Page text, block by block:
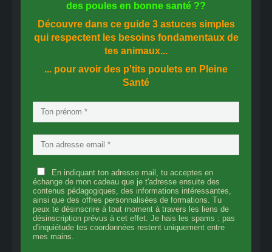
des poules en bonne santé ??
Découvre dans ce guide 3 astuces simples
qui respectent les besoins fondamentaux de
tes animaux...
... pour avoir des p'tits poulets en Pleine
Santé
En indiquant ton adresse mail, tu acceptes en
échange de mon cadeau que je t'adresse ensuite des
contenus pédagogiques, des informations intéressantes,
ainsi que des offres personnalisées de formations. Tu
peux te désinscrire à tout moment à travers les liens de
désinscription prévus à cet effet. Je hais les spams : pas
d'inquiétude tes coordonnées restent uniquement entre
mes mains.